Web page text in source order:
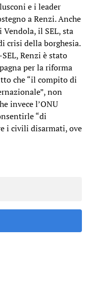
e i leader
a Renzi. Anche
il SEL, sta
crisi della borghesia.
Renzi è stato
per la riforma
che “il compito di
non
invece l’ONU
“di
i civili disarmati, ove